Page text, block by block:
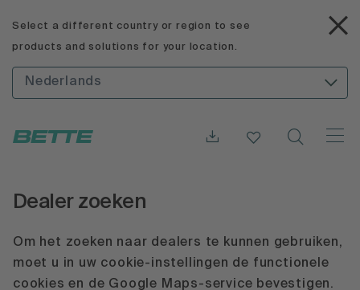
Select a different country or region to see
products and solutions for your location.
Nederlands
Dealer zoeken
Om het zoeken naar dealers te kunnen gebruiken,
moet u in uw cookie-instellingen de functionele
cookies en de Google Maps-service bevestigen.